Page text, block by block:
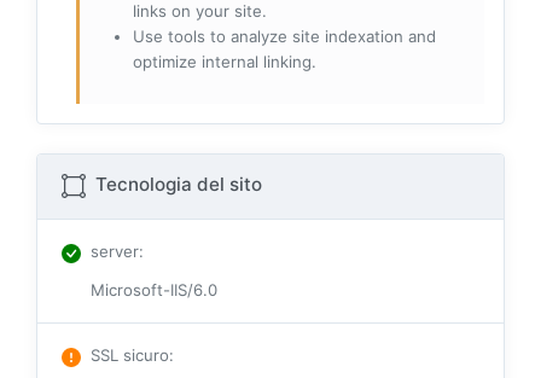
links on your site.
Use tools to analyze site indexation and
optimize internal linking.
Tecnologia del sito
server:
Microsoft-IIS/6.0
SSL sicuro: